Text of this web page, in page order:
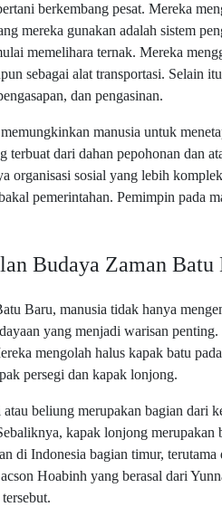
berkembang pesat. Mereka
mereka gunakan adalah sistem
memelihara ternak. Mereka
sebagai alat transportasi. Selain
dan pengasinan.
manusia untuk
terbuat dari dahan pepohonan dan
organisasi sosial yang lebih
pemerintahan. Pemimpin pada
Budaya Zaman Batu
Baru, manusia tidak hanya
yang menjadi warisan
mengolah halus kapak batu
persegi dan kapak lonjong.
beliung merupakan bagian dari
kapak lonjong
di Indonesia bagian timur,
Hoabinh yang berasal dari